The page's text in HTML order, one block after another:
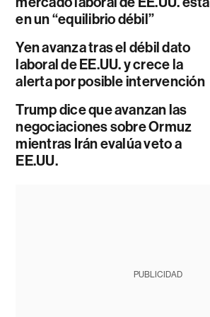
en un “equilibrio débil”
Yen avanza tras el débil dato
laboral de EE.UU. y crece la
alerta por posible intervención
Trump dice que avanzan las
negociaciones sobre Ormuz
mientras Irán evalúa veto a
EE.UU.
PUBLICIDAD